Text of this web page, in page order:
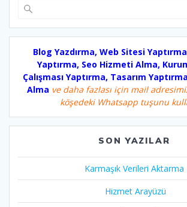
Blog Yazdırma, Web Sitesi
Yaptırma, Seo Hizmeti Alma,
Çalışması Yaptırma, Tasarım
Alma ve daha fazlası için mail
köşedeki Whatsapp tuşunu
SON YAZILAR
Karmaşık Verileri Aktarma
Hizmet Arayüzü